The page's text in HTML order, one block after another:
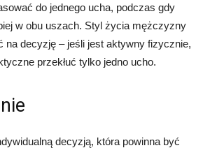
do jednego ucha, podczas gdy
w obu uszach. Styl życia mężczyzny
na decyzję – jeśli jest aktywny fizycznie,
przekłuć tylko jedno ucho.
decyzją, która powinna być